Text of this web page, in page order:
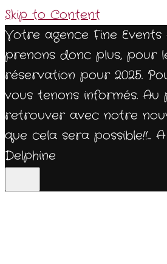
Skip to Content
Votre agence Fine Events
prenons donc plus, pour
réservation pour 2025.
vous tenons informés. Au
retrouver avec notre
que cela sera possible!!...
Delphine